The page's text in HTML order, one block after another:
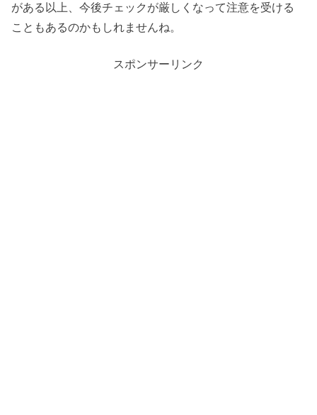
がある以上、今後チェックが厳しくなって注意を受ける
こともあるのかもしれませんね。
スポンサーリンク